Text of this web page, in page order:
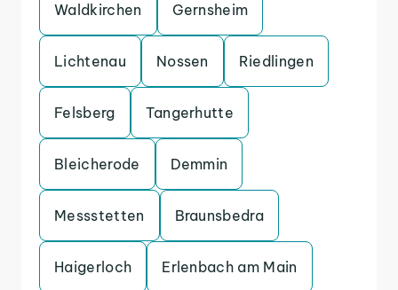
Waldkirchen Gernsheim
Lichtenau Nossen Riedlingen
Felsberg Tangerhutte
Bleicherode Demmin
Messstetten Braunsbedra
Haigerloch Erlenbach am Main